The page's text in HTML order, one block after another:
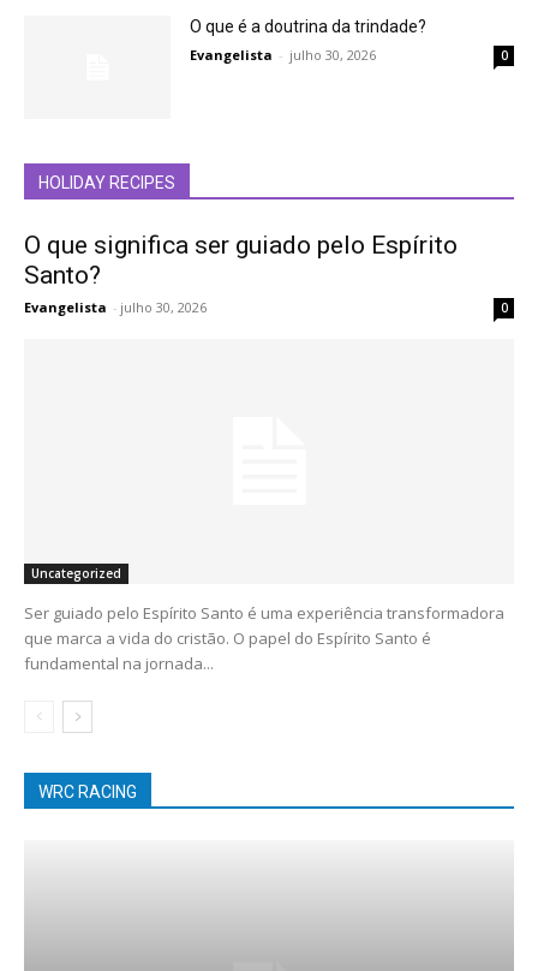
O que é a doutrina da trindade?
Evangelista - julho 30, 2026 0
HOLIDAY RECIPES
O que significa ser guiado pelo Espírito
Santo?
Evangelista - julho 30, 2026 0
Uncategorized
Ser guiado pelo Espírito Santo é uma experiência transformadora
que marca a vida do cristão. O papel do Espírito Santo é
fundamental na jornada...
WRC RACING